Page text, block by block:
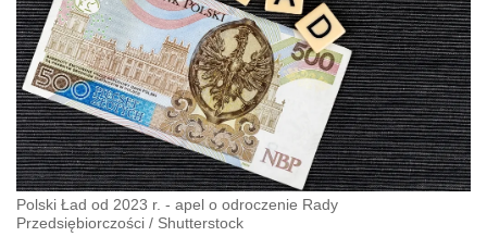
Polski Ład od 2023 r. - apel o odroczenie Rady
Przedsiębiorczości / Shutterstock